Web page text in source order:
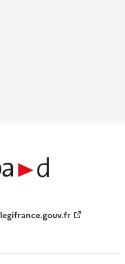
legifrance.gouv.fr